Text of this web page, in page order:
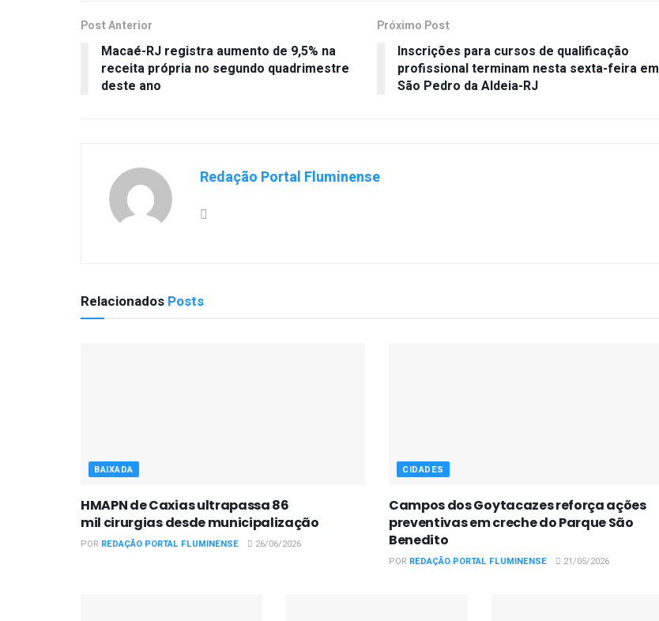
Post Anterior
Macaé-RJ registra aumento de 9,5% na
receita própria no segundo quadrimestre
deste ano
Próximo Post
Inscrições para cursos de qualificação
profissional terminam nesta sexta-feira em
São Pedro da Aldeia-RJ
Redação Portal Fluminense
Relacionados Posts
BAIXADA
HMAPN de Caxias ultrapassa 86
mil cirurgias desde municipalização
POR REDAÇÃO PORTAL FLUMINENSE 26/06/2026
CIDADES
Campos dos Goytacazes reforça ações
preventivas em creche do Parque São
Benedito
POR REDAÇÃO PORTAL FLUMINENSE 21/05/2026